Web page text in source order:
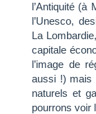
l’Antiquité (à
l’Unesco,
La
capitale
l’image de
aussi !) mais
naturels et
pourrons voir